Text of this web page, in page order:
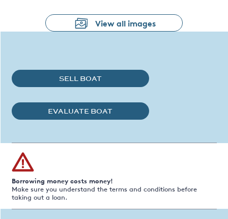
View all images
SELL BOAT
EVALUATE BOAT
Borrowing money costs money!
Make sure you understand the terms and conditions before
taking out a loan.